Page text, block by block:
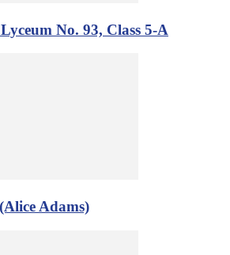
No. 93, Class 5-A
Adams)